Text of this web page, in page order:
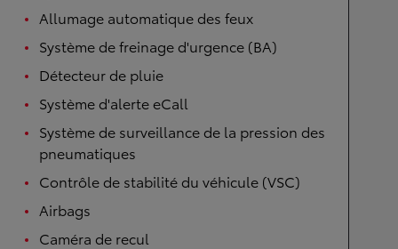
Allumage automatique des feux
Système de freinage d'urgence (BA)
Détecteur de pluie
Système d'alerte eCall
Système de surveillance de la pression des
pneumatiques
Contrôle de stabilité du véhicule (VSC)
Airbags
Caméra de recul